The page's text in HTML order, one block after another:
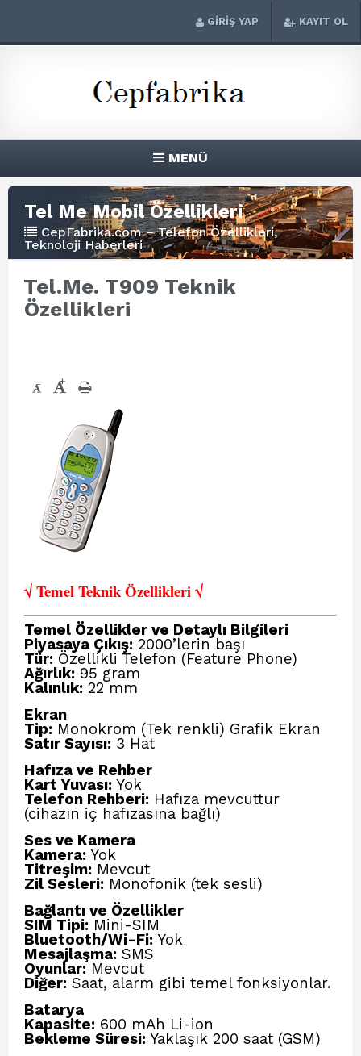
GİRİŞ YAP KAYIT OL
MENÜ
Tel Me Mobil Özellikleri
CepFabrika.com – Telefon Özellikleri,
Teknoloji Haberleri
Tel.Me. T909 Teknik
Özellikleri
- +
√ Temel Teknik Özellikleri √
Temel Özellikler ve Detaylı Bilgileri
Piyasaya Çıkış: 2000’lerin başı
Tür: Özellikli Telefon (Feature Phone)
Ağırlık: 95 gram
Kalınlık: 22 mm
Ekran
Tip: Monokrom (Tek renkli) Grafik Ekran
Satır Sayısı: 3 Hat
Hafıza ve Rehber
Kart Yuvası: Yok
Telefon Rehberi: Hafıza mevcuttur
(cihazın iç hafızasına bağlı)
Ses ve Kamera
Kamera: Yok
Titreşim: Mevcut
Zil Sesleri: Monofonik (tek sesli)
Bağlantı ve Özellikler
SIM Tipi: Mini-SIM
Bluetooth/Wi-Fi: Yok
Mesajlaşma: SMS
Oyunlar: Mevcut
Diğer: Saat, alarm gibi temel fonksiyonlar.
Batarya
Kapasite: 600 mAh Li-ion
Bekleme Süresi: Yaklaşık 200 saat (GSM)